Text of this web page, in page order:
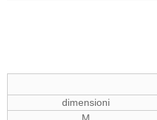
dimensioni